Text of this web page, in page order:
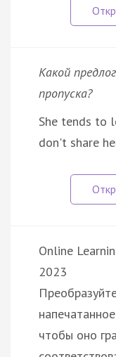
Какой
пропуска?
She tends to
don't share
Online
2023
чтобы оно